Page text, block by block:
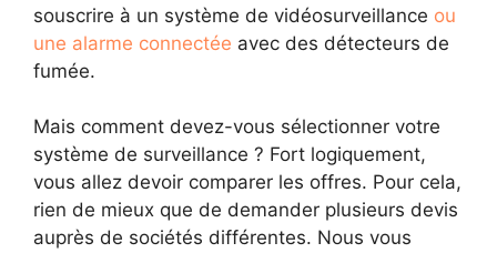
souscrire à un système de vidéosurveillance ou
une alarme connectée avec des détecteurs de
fumée.
Mais comment devez-vous sélectionner votre
système de surveillance ? Fort logiquement,
vous allez devoir comparer les offres. Pour cela,
rien de mieux que de demander plusieurs devis
auprès de sociétés différentes. Nous vous